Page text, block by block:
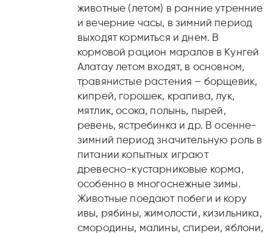
животные (летом) в ранние утренние
и вечерние часы, в зимний период
выходят кормиться и днем. В
кормовой рацион маралов в Кунгей
Алатау летом входят, в основном,
травянистые растения – борщевик,
кипрей, горошек, крапива, лук,
мятлик, осока, полынь, пырей,
ревень, ястребинка и др. В осенне-
зимний период значительную роль в
питании копытных играют
древесно-кустарниковые корма,
особенно в многоснежные зимы.
Животные поедают побеги и кору
ивы, рябины, жимолости, кизильника,
смородины, малины, спиреи, яблони,